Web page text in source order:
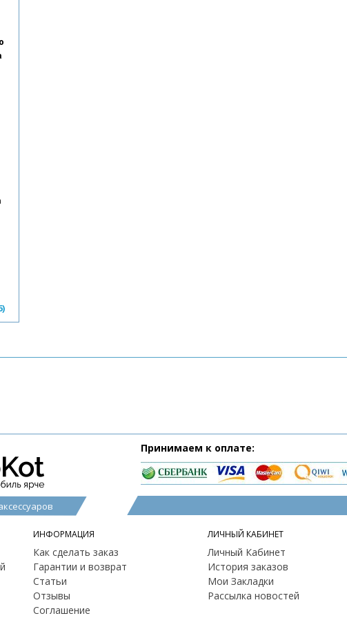
Принимаем к оплате:
ИНФОРМАЦИЯ
Как сделать заказ
Гарантии и возврат
Статьи
Отзывы
Соглашение
ЛИЧНЫЙ КАБИНЕТ
Личный Кабинет
История заказов
Мои Закладки
Рассылка новостей